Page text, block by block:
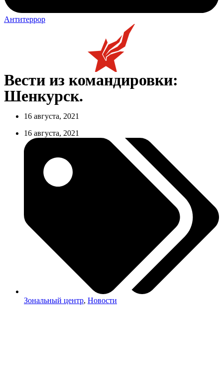
Антитеррор
Вести из командировки:
Шенкурск.
16 августа, 2021
16 августа, 2021
Зональный центр, Новости